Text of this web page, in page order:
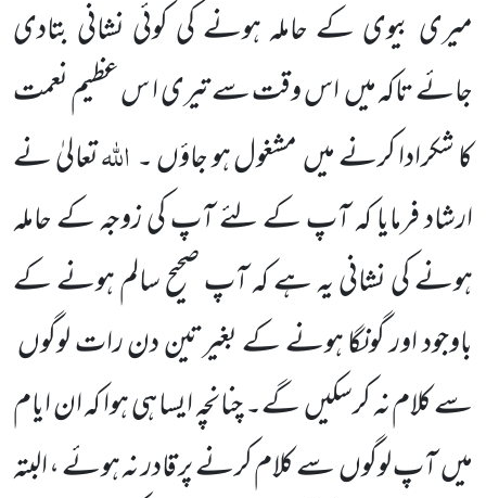
میری بیوی کے حاملہ ہونے کی کوئی نشانی بتادی
جائے تاکہ میںاس وقت سے تیری ا س عظیم نعمت
کا شکرادا کرنے میںمشغول ہو جاؤں ۔ اللہتعالیٰ نے
ارشاد فرمایا کہ آپ کے لئے آپ کی زوجہ کے حاملہ
ہونے کی نشانی یہ ہے کہ آپ صحیح سالم ہونے کے
باوجود اور گونگا ہونے کے بغیرتین دن رات لوگوں
سے کلام نہ کرسکیںگے۔ چنانچہ ایسا ہی ہوا کہ ان ایام
میںآپ لوگوںسے کلام کرنے پر قادر نہ ہوئے ، البتہ